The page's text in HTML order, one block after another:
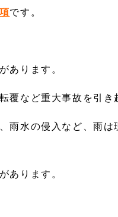
です。
あります。
など重大事故を引き
雨水の侵入など、雨は
あります。